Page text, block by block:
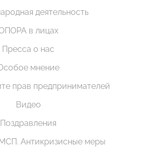
деятельность
в лицах
Пресса о нас
мнение
прав предпринимателей
Видео
Поздравления
Антикризисные меры